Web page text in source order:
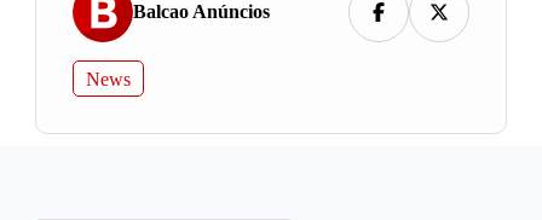
Balcao Anúncios
News